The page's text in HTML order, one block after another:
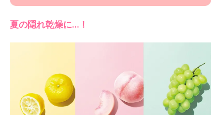
夏の隠れ乾燥に…！